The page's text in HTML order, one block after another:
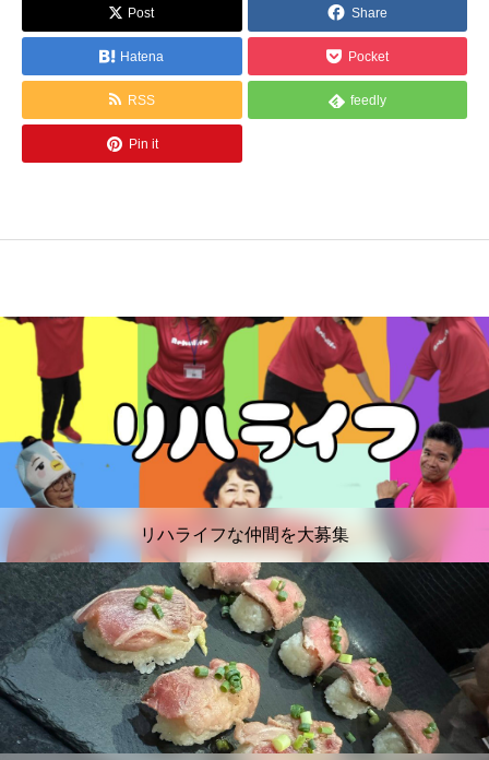
Post Share
Hatena Pocket
RSS feedly
Pin it
リハライフな仲間を大募集